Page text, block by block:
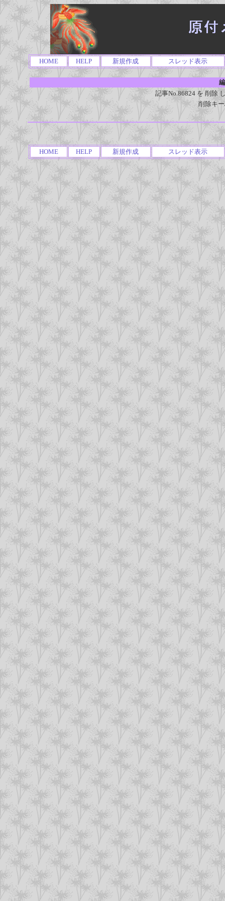
HOME HELP 新規作成 スレッド表示
記事No.86824 を 削除
削除キ
HOME HELP 新規作成 スレッド表示